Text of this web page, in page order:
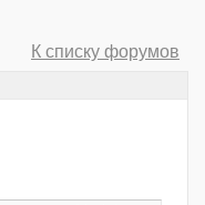
К списку форумов